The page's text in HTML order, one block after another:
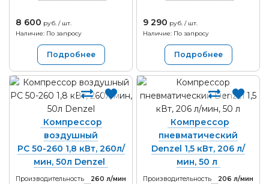
8 600 руб. / шт.
Наличие: По запросу
Подробнее
9 290 руб. / шт.
Наличие: По запросу
Подробнее
Компрессор
воздушный
PC 50-260 1,8 кВт, 260л/
мин, 50л Denzel
Производительность
260 л/мин
Компрессор
пневматический
Denzel 1,5 кВт, 206 л/
мин, 50 л
Производительность
206 л/мин